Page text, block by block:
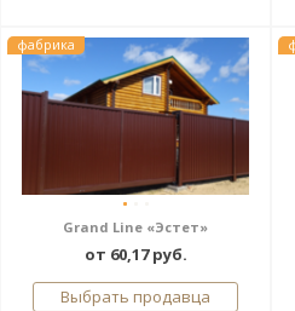
фабрика
Grand Line «Эстет»
от 60,17 руб.
Выбрать продавца